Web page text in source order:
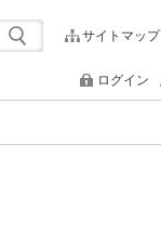
サイトマップ
ログイン